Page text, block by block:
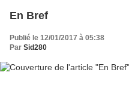
En Bref
Publié le 12/01/2017 à 05:38
Par Sid280